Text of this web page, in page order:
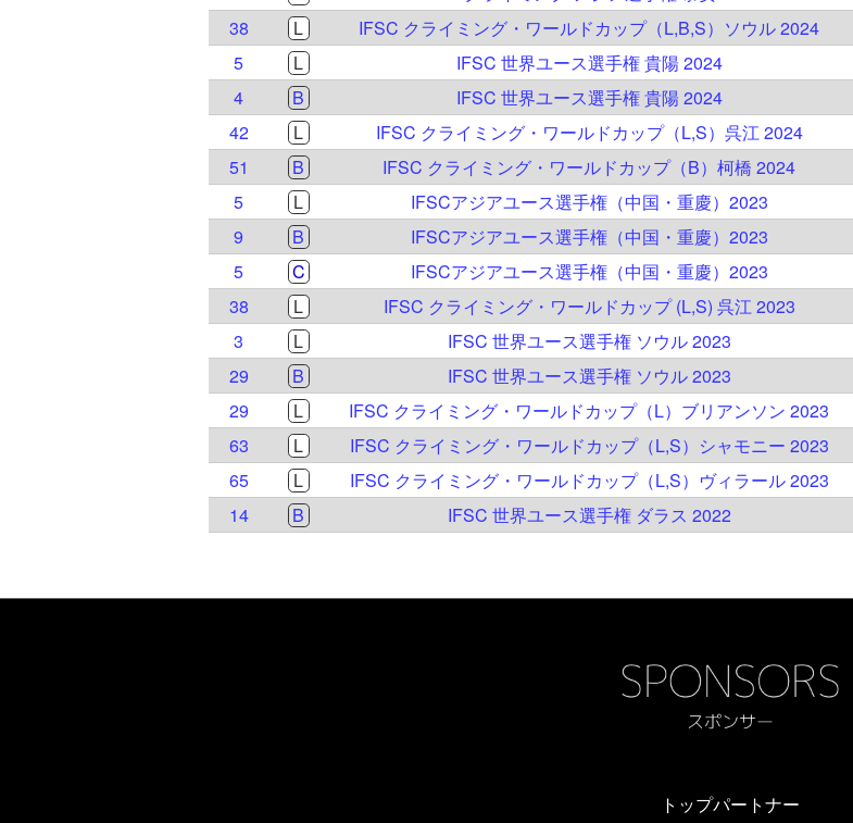
38
L IFSC クライミング・ワールドカップ（L,B,S）ソウル 2024
5
L IFSC 世界ユース選手権 貴陽 2024
4
B IFSC 世界ユース選手権 貴陽 2024
42
L IFSC クライミング・ワールドカップ（L,S）呉江 2024
51
B IFSC クライミング・ワールドカップ（B）柯橋 2024
5
L IFSCアジアユース選手権（中国・重慶）2023
9
B IFSCアジアユース選手権（中国・重慶）2023
5
C IFSCアジアユース選手権（中国・重慶）2023
38
L IFSC クライミング・ワールドカップ (L,S) 呉江 2023
3
L IFSC 世界ユース選手権 ソウル 2023
29
B IFSC 世界ユース選手権 ソウル 2023
29
L IFSC クライミング・ワールドカップ（L）ブリアンソン 2023
63
L IFSC クライミング・ワールドカップ（L,S）シャモニー 2023
65
L IFSC クライミング・ワールドカップ（L,S）ヴィラール 2023
14
B IFSC 世界ユース選手権 ダラス 2022
トップパートナー